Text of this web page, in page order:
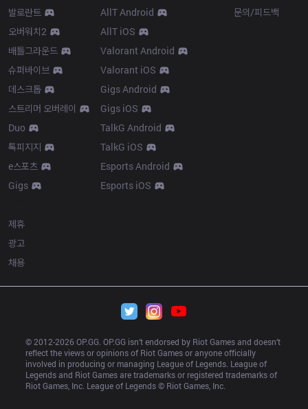
발로란트
오버워치2
배틀그라운드
슈퍼바이브
데스크톱
스트리머 오버레이
Duo
톡피지지
e스포츠
Gigs
AllT Android
AllT iOS
Valorant Android
Valorant iOS
Gigs Android
Gigs iOS
TalkG Android
TalkG iOS
Esports Android
Esports iOS
문의/피드백
제휴
광고
채용
© 2012-2026 OP.GG. OP.GG isn’t endorsed by Riot Games and doesn’t
reflect the views or opinions of Riot Games or anyone officially
involved in producing or managing League of Legends. League of
Legends and Riot Games are trademarks or registered trademarks of
Riot Games, Inc. League of Legends © Riot Games, Inc.